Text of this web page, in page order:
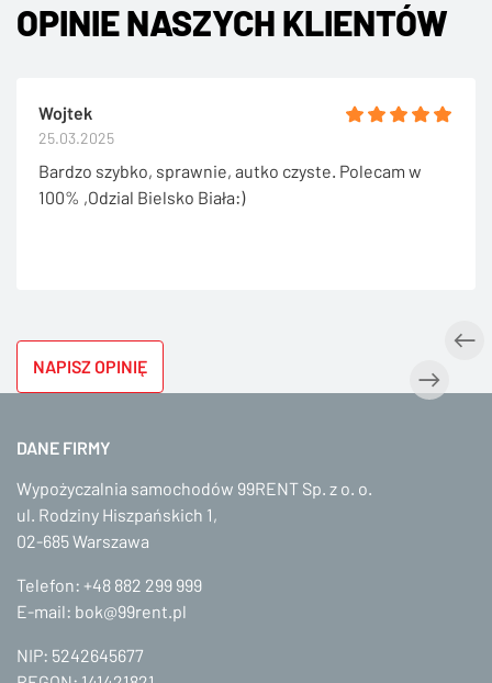
NAPISZ OPINIĘ
OPINIE NASZYCH KLIENTÓW
Wojtek
25.03.2025
Bardzo szybko, sprawnie, autko czyste. Polecam w
100% ,Odzial Bielsko Biała:)
DANE FIRMY
Wypożyczalnia samochodów 99RENT Sp. z o. o.
ul. Rodziny Hiszpańskich 1,
02-685 Warszawa
Telefon: +48 882 299 999
E-mail: bok@99rent.pl
NIP: 5242645677